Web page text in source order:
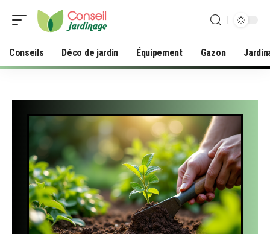
Conseils Déco de jardin Équipement Gazon